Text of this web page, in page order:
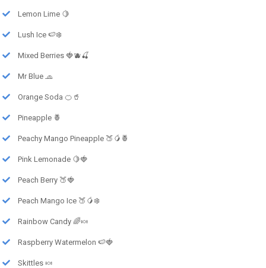
Lemon Lime 🍋
Lush Ice 🍉❄️
Mixed Berries 🍓🫐🍒
Mr Blue 🧢
Orange Soda 🍊🥤
Pineapple 🍍
Peachy Mango Pineapple 🍑🥭🍍
Pink Lemonade 🍋🍓
Peach Berry 🍑🍓
Peach Mango Ice 🍑🥭❄️
Rainbow Candy 🌈🍬
Raspberry Watermelon 🍉🍓
Skittles 🍬